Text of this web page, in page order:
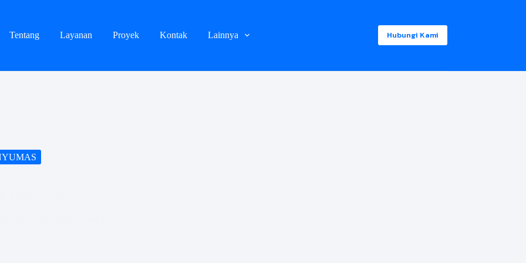
Tentang Layanan Proyek Kontak Lainnya Hubungi Kami